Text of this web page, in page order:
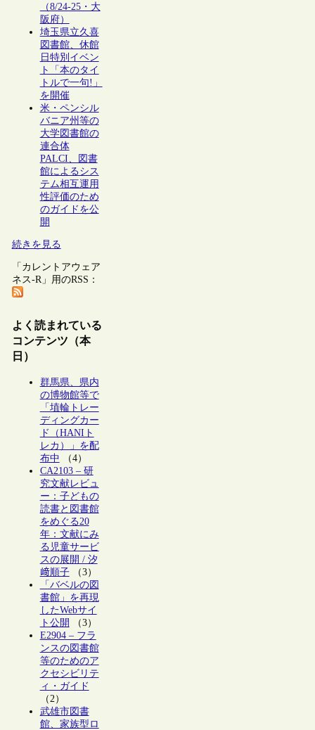
（8/24-25・大
阪府）
埼玉県立久喜
図書館、休館
日特別イベン
ト「本のタイ
トルで一句!」
を開催
米・ペンシル
バニア州等の
大学図書館の
連合体
PALCI、図書
館によるシス
テム相互運用
性評価のため
のガイドを公
開
続きを見る
「カレントアウェア
ネス-R」用のRSS：
よく読まれている
コンテンツ（本
日）
群馬県、県内
の博物館等で
「埴輪トレー
ディングカー
ド（HANIト
レカ）」を配
布中 （4）
CA2103 – 研
究文献レビュ
ー：子どもの
読書と図書館
をめぐる20
年：文献にみ
る児童サービ
スの展開 / 汐
﨑順子（3）
「バベルの図
書館」を再現
したWebサイ
ト公開
（3）
E2904 – フラ
ンスの図書館
等のためのア
クセシビリテ
ィ・ガイド
（2）
武雄市図書
館、家族型ロ